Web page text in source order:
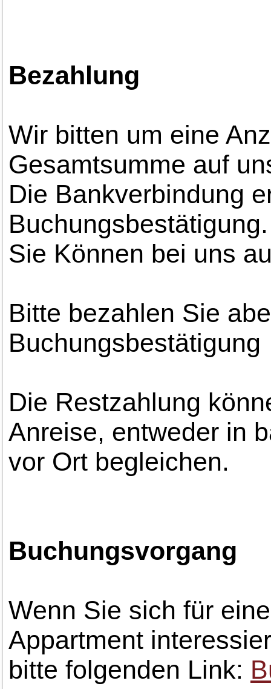
Bezahlung
Wir bitten um eine
Gesamtsumme auf
Die Bankverbindung
Buchungsbestätigung.
Sie Können bei uns
Bitte bezahlen Sie
Buchungsbestätigung
Die Restzahlung
Anreise, entweder in
vor Ort begleichen.
Buchungsvorgang
Wenn Sie sich für
Appartment
bitte folgenden Link: